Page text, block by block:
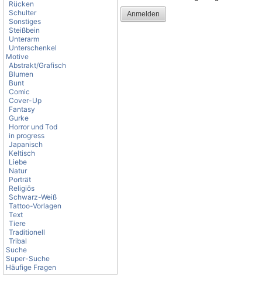
Rücken
Schulter
Sonstiges
Steißbein
Unterarm
Unterschenkel
Motive
Abstrakt/Grafisch
Blumen
Bunt
Comic
Cover-Up
Fantasy
Gurke
Horror und Tod
in progress
Japanisch
Keltisch
Liebe
Natur
Porträt
Religiös
Schwarz-Weiß
Tattoo-Vorlagen
Text
Tiere
Traditionell
Tribal
Suche
Super-Suche
Häufige Fragen